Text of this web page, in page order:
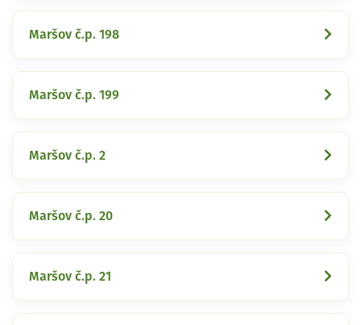
Maršov č.p. 198
Maršov č.p. 199
Maršov č.p. 2
Maršov č.p. 20
Maršov č.p. 21